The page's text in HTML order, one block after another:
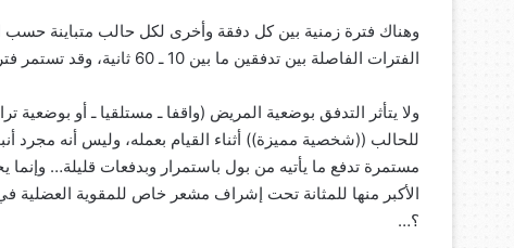
وهناك فترة زمنية بين كل دفقة وأخرى لكل حالب متباينة حسب
الفترات الفاصلة بين تدفقين ما بين 10 ـ 60 ثانية، وقد تستمر فترة الدفقة الواحدة حتى 10 ثواني.
ولا يتأثر التدفق بوضعية المريض (واقفا ـ مستلقيا ـ أو
للحالب ((شخصية مميزة)) أثناء القيام بعمله، وليس أنه مجرد
مستمرة تدفع ما يأتيه من بول باستمرار وبدفعات قليلة…
الأكبر منها للمثانة تحت إشراف مشعر خاص للمقوية العضلية
؟…